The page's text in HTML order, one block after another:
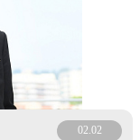
02.02